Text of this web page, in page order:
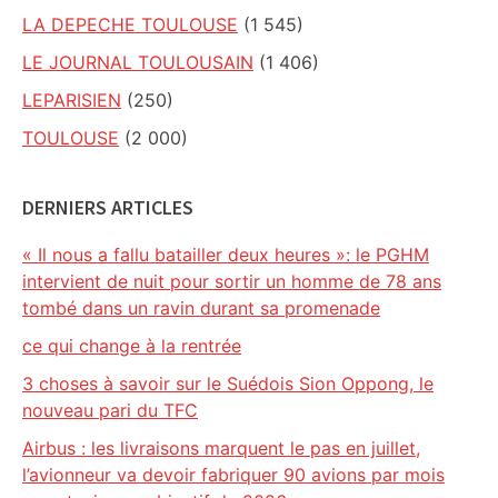
LA DEPECHE TOULOUSE (1 545)
LE JOURNAL TOULOUSAIN (1 406)
LEPARISIEN (250)
TOULOUSE (2 000)
DERNIERS ARTICLES
« Il nous a fallu batailler deux heures »: le PGHM
intervient de nuit pour sortir un homme de 78 ans
tombé dans un ravin durant sa promenade
ce qui change à la rentrée
3 choses à savoir sur le Suédois Sion Oppong, le
nouveau pari du TFC
Airbus : les livraisons marquent le pas en juillet,
l’avionneur va devoir fabriquer 90 avions par mois